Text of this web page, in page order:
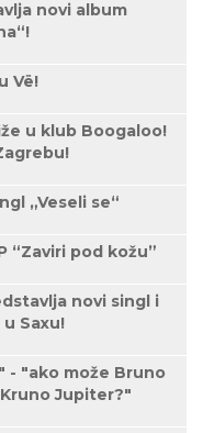
novi album
Vë!
u klub Boogaloo!
„Veseli se“
“Zaviri pod kožu”
novi singl i
Saxu!
- "ako može Bruno
Jupiter?"